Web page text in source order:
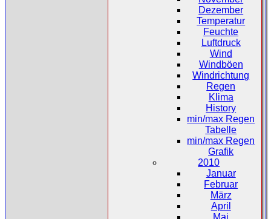
Dezember
Temperatur
Feuchte
Luftdruck
Wind
Windböen
Windrichtung
Regen
Klima
History
min/max Regen
Tabelle
min/max Regen
Grafik
2010
Januar
Februar
März
April
Mai